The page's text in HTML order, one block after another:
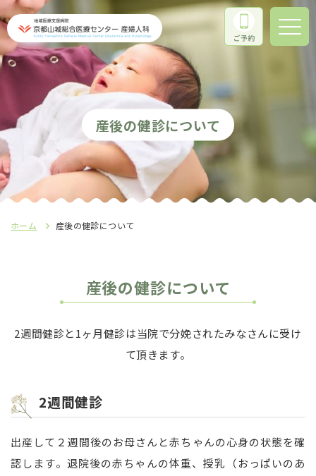
産後の健診について
ホーム 産後の健診について
産後の健診について
2週間健診と1ヶ月健診は当院で分娩されたみなさんに受け
て頂きます。
2週間健診
出産して２週間後のお母さんと赤ちゃんの心身の状態を確
認します。退院後の赤ちゃんの体重、授乳（おっぱいのあ